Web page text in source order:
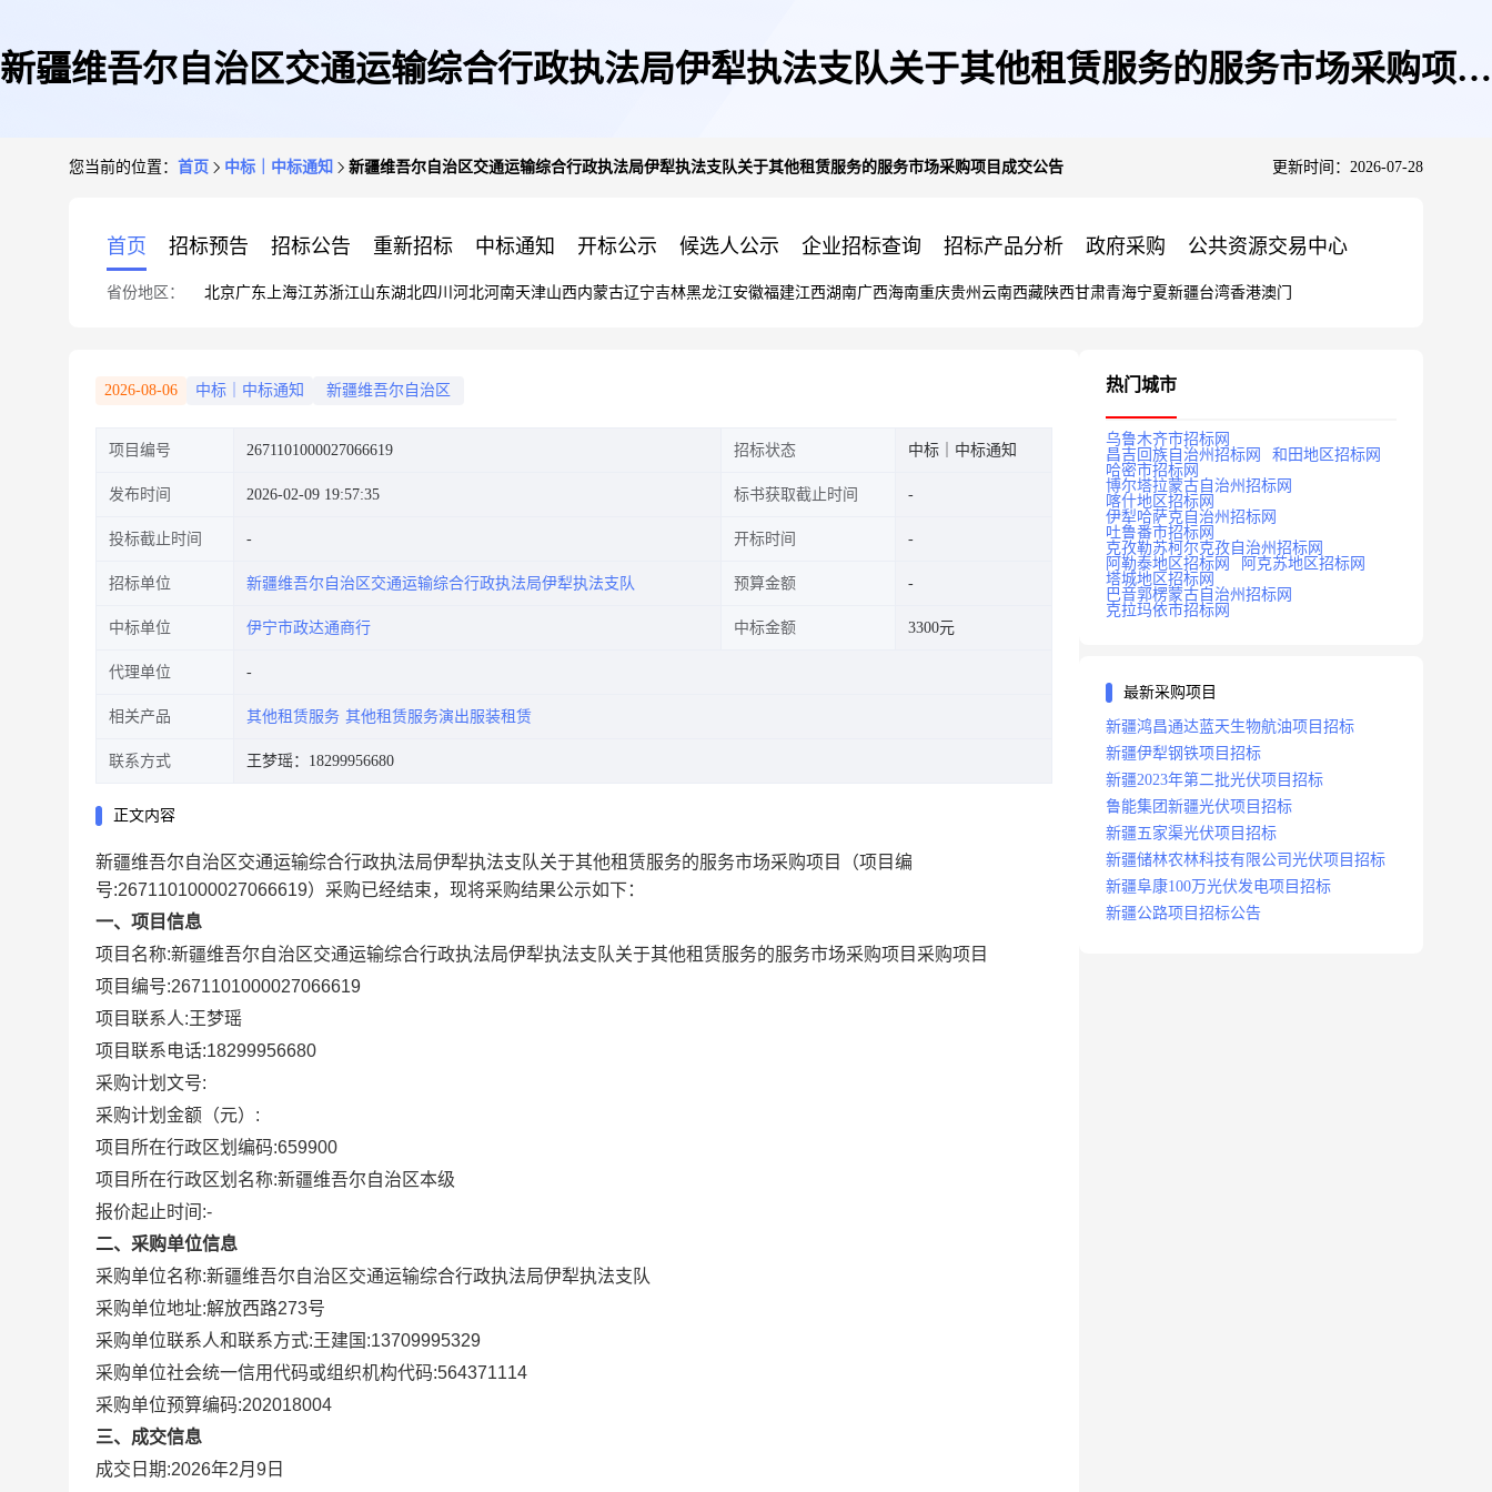
新疆维吾尔自治区交通运输综合行政执法局伊犁执法支队关于其他租赁服务的服务市场采购项目
您当前的位置： 首页 中标｜中标通知 新疆维吾尔自治区交通运输综合行政执法局伊犁执法支队关于其他租赁服务的服务市场采购项目成交公告 更新时间：2026-07-28
首页 招标预告 招标公告 重新招标 中标通知 开标公示 候选人公示 企业招标查询 招标产品分析 政府采购 公共资源交易中心
省份地区： 北京广东 上海江苏浙江山东湖北四川 河北河南天津山西内蒙古辽宁吉林黑龙江安徽福建江西湖南广西海南重庆贵州 云南西藏陕西甘肃青海宁夏新疆台湾香港澳门
2026-08-06 中标｜中标通知 新疆维吾尔自治区
项目编号 2671101000027066619 招标状态 中标｜中标通知
发布时间 2026-02-09 19:57:35 标书获取截止时间
投标截止时间 开标时间
招标单位 新疆维吾尔自治区交通运输综合行政执法局伊犁执法支队 预算金额
中标单位 伊宁市政达通商行 中标金额 3300元
代理单位
相关产品 其他租赁服务 其他租赁服务演出服装租赁
联系方式 王梦瑶：18299956680
正文内容
新疆维吾尔自治区交通运输综合行政执法局伊犁执法支队关于其他租赁服务的服务市场采购项目
（项目编
号:2671101000027066619）采购已经结束，现将采购结果公示如下：
一、项目信息
项目名称:新疆维吾尔自治区交通运输综合行政执法局伊犁执法支队关于其他租赁服务的服务市场采购项目 采购项目
项目编号:2671101000027066619
项目联系人:王梦瑶
项目联系电话:18299956680
采购计划文号:
采购计划金额（元）:
项目所在行政区划编码:659900
项目所在行政区划名称:新疆维吾尔自治区本级
报价起止时间:-
二、采购单位信息
采购单位名称:新疆维吾尔自治区交通运输综合行政执法局伊犁执法支队
采购单位地址:解放西路273号
采购单位联系人和联系方式:王建国:13709995329
采购单位社会统一信用代码或组织机构代码:564371114
采购单位预算编码:202018004
三、成交信息
成交日期:2026年2月9日
热门城市
乌鲁木齐市招标网
昌吉回族自治州招标网
和田地区招标网
哈密市招标网
博尔塔拉蒙古自治州招标网
喀什地区招标网
伊犁哈萨克自治州招标网
吐鲁番市招标网
克孜勒苏柯尔克孜自治州招标网
阿勒泰地区招标网
阿克苏地区招标网
塔城地区招标网
巴音郭楞蒙古自治州招标网
克拉玛依市招标网
最新采购项目
新疆鸿昌通达蓝天生物航油项目招标
新疆伊犁钢铁项目招标
新疆2023年第二批光伏项目招标
鲁能集团新疆光伏项目招标
新疆五家渠光伏项目招标
新疆储林农林科技有限公司光伏项目招标
新疆阜康100万光伏发电项目招标
新疆公路项目招标公告